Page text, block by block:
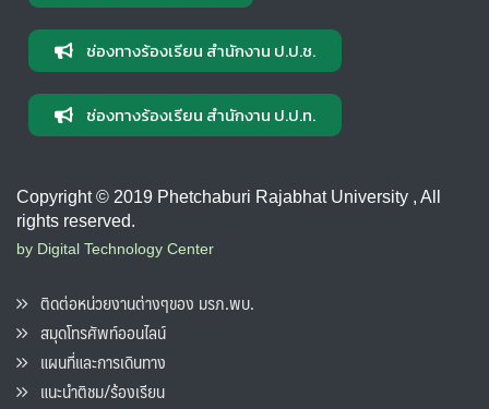
ช่องทางร้องเรียน สำนักงาน ป.ป.ช.
ช่องทางร้องเรียน สำนักงาน ป.ป.ท.
Copyright © 2019 Phetchaburi Rajabhat University , All
rights reserved.
by Digital Technology Center
ติดต่อหน่วยงานต่างๆของ มรภ.พบ.
สมุดโทรศัพท์ออนไลน์
แผนที่และการเดินทาง
แนะนำติชม/ร้องเรียน